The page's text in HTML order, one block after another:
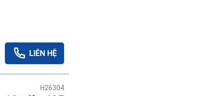
LIÊN HỆ
H26304